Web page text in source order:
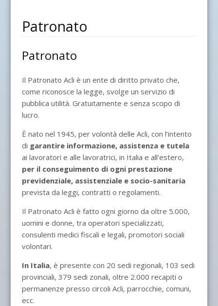
Patronato
Patronato
Il Patronato Acli è un ente di diritto privato che,
come riconosce la legge, svolge un servizio di
pubblica utilità. Gratuitamente e senza scopo di
lucro.
È nato nel 1945, per volontà delle Acli, con l’intento
di garantire informazione, assistenza e tutela
ai lavoratori e alle lavoratrici, in Italia e all’estero,
per il conseguimento di ogni prestazione
previdenziale, assistenziale e socio-sanitaria
prevista da leggi, contratti o regolamenti.
Il Patronato Acli è fatto ogni giorno da oltre 5.000,
uomini e donne, tra operatori specializzati,
consulenti medici fiscali e legali, promotori sociali
volontari.
In Italia, è presente con 20 sedi regionali, 103 sedi
provinciali, 379 sedi zonali, oltre 2.000 recapiti o
permanenze presso circoli Acli, parrocchie, comuni,
ecc.